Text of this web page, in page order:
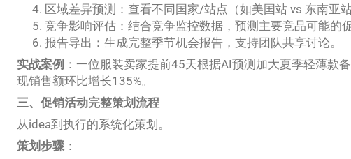
区域差异预测：查看不同国家/站点（如美国站 vs 东南亚
竞争影响评估：结合竞争监控数据，预测主要竞品可能的促
报告导出：生成完整季节机会报告，支持团队共享讨论。
实战案例 ：一位服装卖家提前45天根据AI预测加大夏季轻薄款
现销售额环比增长135%。
三、促销活动完整策划流程
从idea到执行的系统化策划。
策划步骤 ：